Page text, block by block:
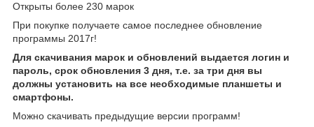
Открыты более 230 марок
При покупке получаете самое последнее обновление
программы 2017г!
Для скачивания марок и обновлений выдается логин и
пароль, срок обновления 3 дня, т.е. за три дня вы
должны установить на все необходимые планшеты и
смартфоны.
Можно скачивать предыдущие версии программ!